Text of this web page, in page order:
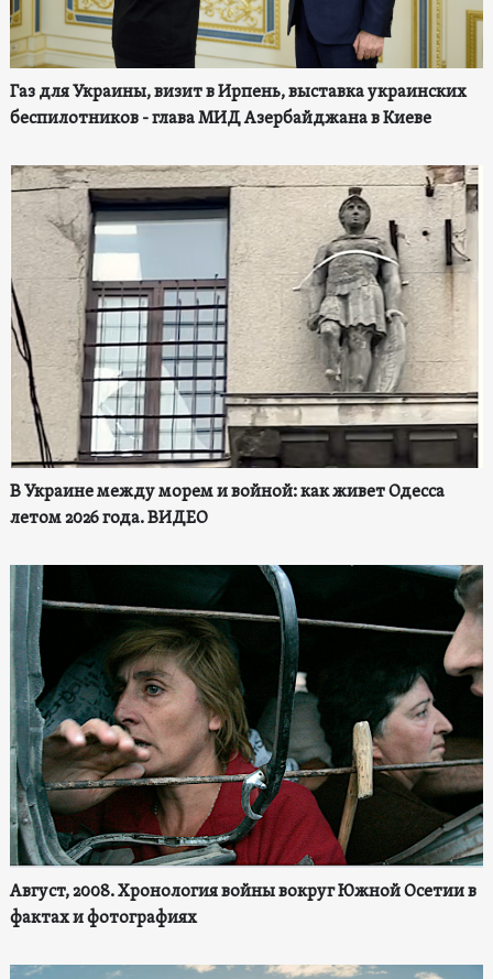
Газ для Украины, визит в Ирпень, выставка украинских
беспилотников - глава МИД Азербайджана в Киеве
В Украине между морем и войной: как живет Одесса
летом 2026 года. ВИДЕО
Август, 2008. Хронология войны вокруг Южной Осетии в
фактах и фотографиях